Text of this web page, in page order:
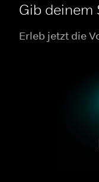
Gib deinem
Erleb jetzt die